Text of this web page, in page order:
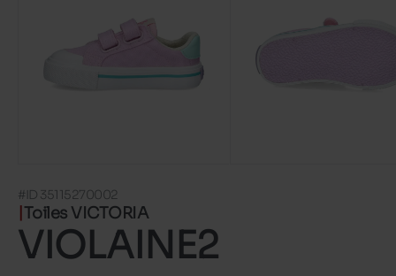
#ID 35115270002
Toiles VICTORIA
VIOLAINE2